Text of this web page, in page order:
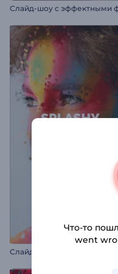
Слайд-шоу: Брызг из частиц
Что-то
went